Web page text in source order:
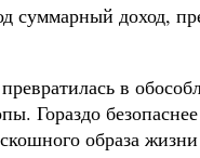
суммарный доход,
в
Гораздо
образа